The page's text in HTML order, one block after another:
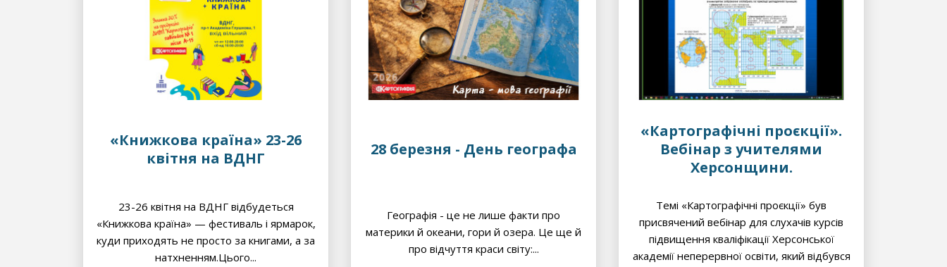
«Книжкова країна» 23-26
квітня на ВДНГ
23-26 квітня на ВДНГ відбудеться
«Книжкова країна» — фестиваль і ярмарок,
куди приходять не просто за книгами, а за
натхненням.Цього...
28 березня - День географа
Географія - це не лише факти про
материки й океани, гори й озера. Це ще й
про відчуття краси світу:...
«Картографічні проєкції».
Вебінар з учителями
Херсонщини.
Темі «Картографічні проєкції» був
присвячений вебінар для слухачів курсів
підвищення кваліфікації Херсонської
академії неперервної освіти, який відбувся